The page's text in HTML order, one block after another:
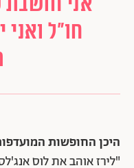
חו"ל ואני
היכן החופשות
"לירז אוהב את לוס אנג'לס